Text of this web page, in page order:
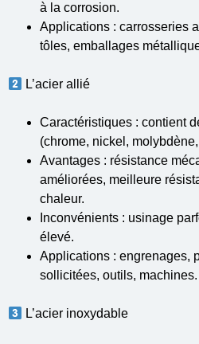
à la corrosion.
Applications : carrosseries
tôles, emballages
L’acier allié
Caractéristiques : contient
(chrome, nickel,
Avantages : résistance
améliorées, meilleure
chaleur.
Inconvénients : usinage
élevé.
Applications : engrenages,
sollicitées, outils, machines.
L’acier inoxydable